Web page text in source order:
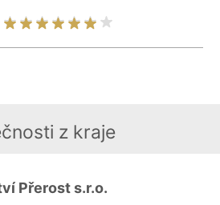
z kraje
Přerost s.r.o.